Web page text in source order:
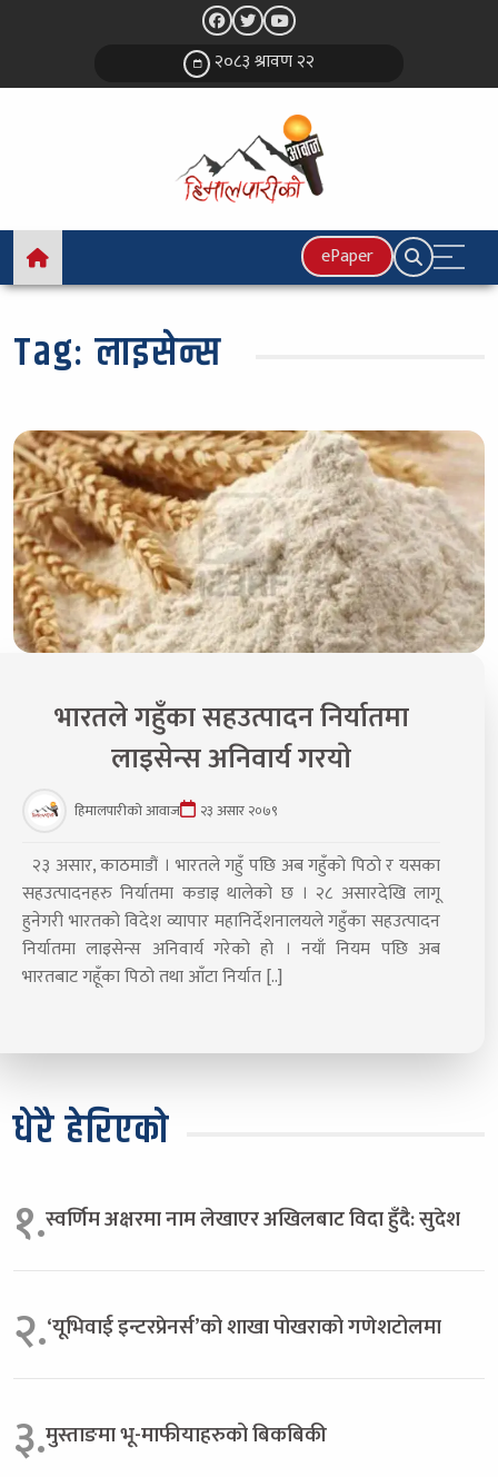
२०८३ श्रावण २२
ePaper
Tag:लाइसेन्स
भारतले गहुँका सहउत्पादन निर्यातमा
लाइसेन्स अनिवार्य गरयाे
हिमालपारीको आवाज २३ असार २०७९
२३ असार, काठमाडौं । भारतले गहुँ पछि अब गहुँको पिठो र यसका
सहउत्पादनहरु निर्यातमा कडाइ थालेको छ । २८ असारदेखि लागू
हुनेगरी भारतको विदेश व्यापार महानिर्देशनालयले गहुँका सहउत्पादन
निर्यातमा लाइसेन्स अनिवार्य गरेको हो । नयाँ नियम पछि अब
भारतबाट गहूँका पिठो तथा आँटा निर्यात [..]
धेरै हेरिएको
१.स्वर्णिम अक्षरमा नाम लेखाएर अखिलबाट विदा हुँदै: सुदेश
२.‘यूभिवाई इन्टरप्रेनर्स’को शाखा पोखराको गणेशटोलमा
३.मुस्ताङमा भू-माफीयाहरुको बिकबिकी